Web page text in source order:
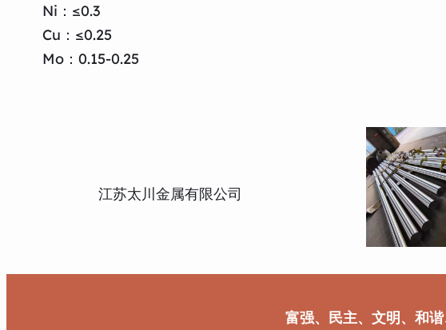
Ni：≤0.3
Cu：≤0.25
Mo：0.15-0.25
江苏太川金属有限公司
富强、民主、文明、和